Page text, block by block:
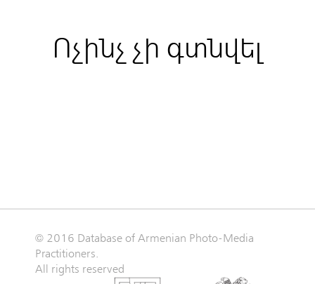
Ոչինչ չի գտնվել
© 2016 Database of Armenian Photo-Media
Practitioners.
All rights reserved